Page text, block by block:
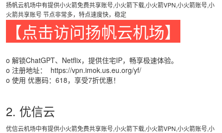
扬帆云机场中有提供小火箭免费共享账号,小火箭下载,小火箭VPN,小火箭账号,小
火箭共享账号 节点非常多，特点速度快，稳定
【点击访问扬帆云机场】
o 解锁ChatGPT、Netflix，提供住宅IP，畅享极速体验。
o 注册地址：
https://vpn.imok.us.eu.org/yf/
o 使用 优惠码：618，享受7折优惠！
2. 优信云
优信云机场中有提供小火箭免费共享账号,小火箭下载,小火箭VPN,小火箭账号,小